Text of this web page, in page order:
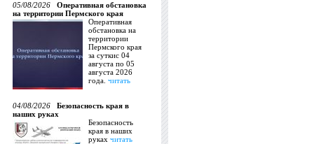
05/08/2026
Оперативная обстановка
на территории Пермского края
Оперативная
обстановка на
территории
Пермского края
за суткис 04
августа по 05
августа 2026
года. читать
04/08/2026
Безопасность края в
наших руках
Безопасность
края в наших
руках читать